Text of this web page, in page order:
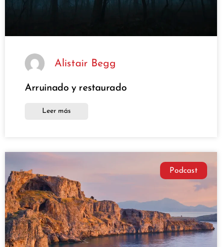
Alistair Begg
Arruinado y restaurado
Leer más
Podcast